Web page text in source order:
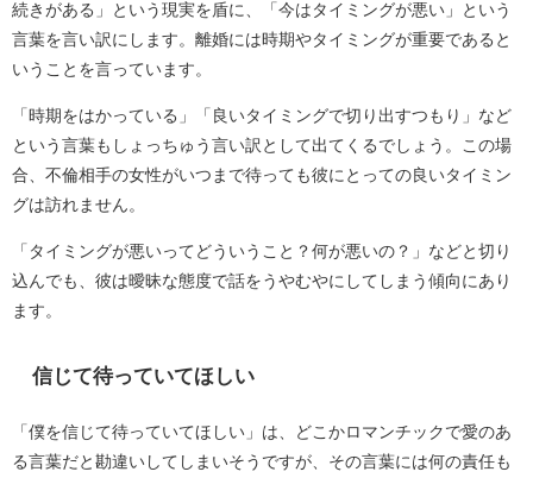
続きがある」という現実を盾に、「今はタイミングが悪い」という
言葉を言い訳にします。離婚には時期やタイミングが重要であると
いうことを言っています。
「時期をはかっている」「良いタイミングで切り出すつもり」など
という言葉もしょっちゅう言い訳として出てくるでしょう。この場
合、不倫相手の女性がいつまで待っても彼にとっての良いタイミン
グは訪れません。
「タイミングが悪いってどういうこと？何が悪いの？」などと切り
込んでも、彼は曖昧な態度で話をうやむやにしてしまう傾向にあり
ます。
信じて待っていてほしい
「僕を信じて待っていてほしい」は、どこかロマンチックで愛のあ
る言葉だと勘違いしてしまいそうですが、その言葉には何の責任も